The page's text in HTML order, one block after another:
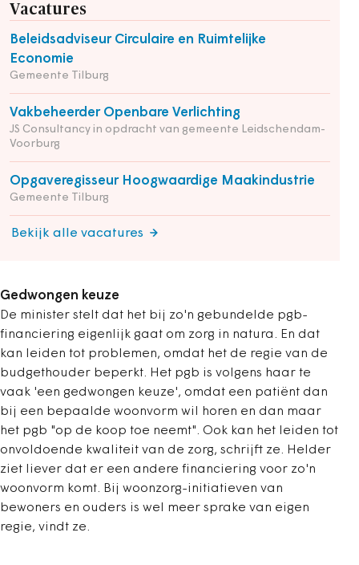
Vacatures
Beleidsadviseur Circulaire en Ruimtelijke
Economie
Gemeente Tilburg
Vakbeheerder Openbare Verlichting
JS Consultancy in opdracht van gemeente Leidschendam-
Voorburg
Opgaveregisseur Hoogwaardige Maakindustrie
Gemeente Tilburg
Bekijk alle vacatures
Gedwongen keuze
De minister stelt dat het bij zo'n gebundelde pgb-
financiering eigenlijk gaat om zorg in natura. En dat
kan leiden tot problemen, omdat het de regie van de
budgethouder beperkt. Het pgb is volgens haar te
vaak 'een gedwongen keuze', omdat een patiënt dan
bij een bepaalde woonvorm wil horen en dan maar
het pgb "op de koop toe neemt". Ook kan het leiden tot
onvoldoende kwaliteit van de zorg, schrijft ze. Helder
ziet liever dat er een andere financiering voor zo'n
woonvorm komt. Bij woonzorg-initiatieven van
bewoners en ouders is wel meer sprake van eigen
regie, vindt ze.